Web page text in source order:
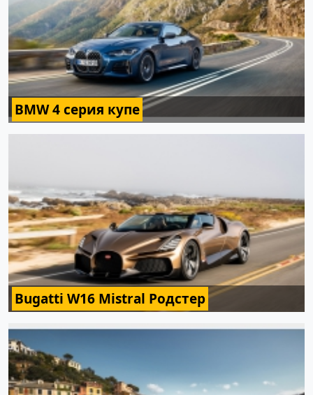
BMW 4 серия купе
Bugatti W16 Mistral Родстер